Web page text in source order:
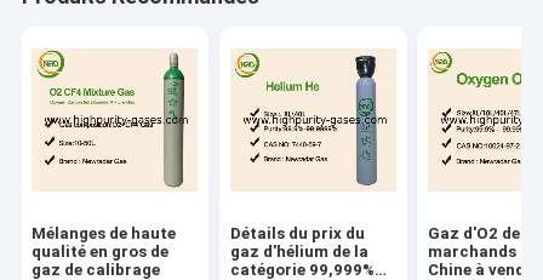
Mélanges de haute
qualité en gros de
gaz de calibrage
Détails du prix du
gaz d'hélium de la
catégorie 99,999%
Gaz d'O2 de
marchands de
Chine à